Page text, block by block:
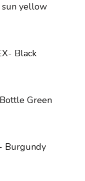
sun yellow
Black
Green
Burgundy